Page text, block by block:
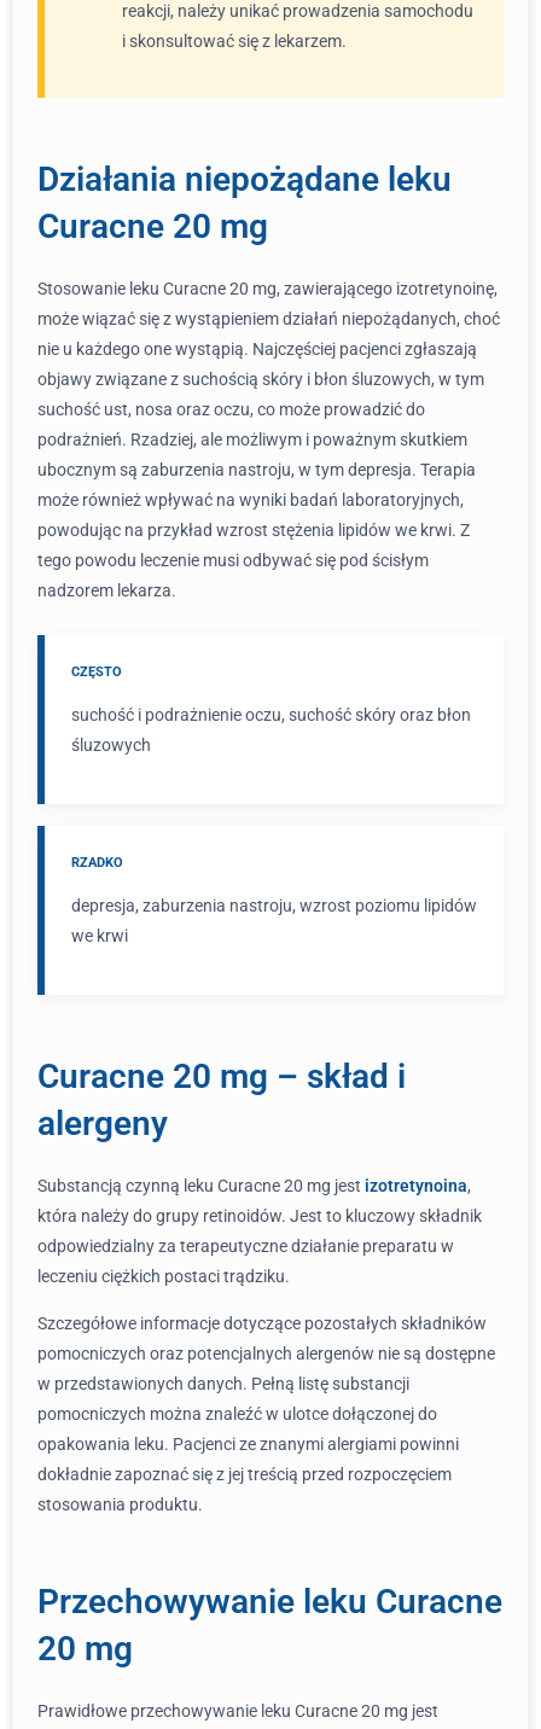
reakcji, należy unikać prowadzenia samochodu
i skonsultować się z lekarzem.
Działania niepożądane leku
Curacne 20 mg
Stosowanie leku Curacne 20 mg, zawierającego izotretynoinę,
może wiązać się z wystąpieniem działań niepożądanych, choć
nie u każdego one wystąpią. Najczęściej pacjenci zgłaszają
objawy związane z suchością skóry i błon śluzowych, w tym
suchość ust, nosa oraz oczu, co może prowadzić do
podrażnień. Rzadziej, ale możliwym i poważnym skutkiem
ubocznym są zaburzenia nastroju, w tym depresja. Terapia
może również wpływać na wyniki badań laboratoryjnych,
powodując na przykład wzrost stężenia lipidów we krwi. Z
tego powodu leczenie musi odbywać się pod ścisłym
nadzorem lekarza.
CZĘSTO
suchość i podrażnienie oczu, suchość skóry oraz błon
śluzowych
RZADKO
depresja, zaburzenia nastroju, wzrost poziomu lipidów
we krwi
Curacne 20 mg – skład i
alergeny
Substancją czynną leku Curacne 20 mg jest izotretynoina,
która należy do grupy retinoidów. Jest to kluczowy składnik
odpowiedzialny za terapeutyczne działanie preparatu w
leczeniu ciężkich postaci trądziku.
Szczegółowe informacje dotyczące pozostałych składników
pomocniczych oraz potencjalnych alergenów nie są dostępne
w przedstawionych danych. Pełną listę substancji
pomocniczych można znaleźć w ulotce dołączonej do
opakowania leku. Pacjenci ze znanymi alergiami powinni
dokładnie zapoznać się z jej treścią przed rozpoczęciem
stosowania produktu.
Przechowywanie leku Curacne
20 mg
Prawidłowe przechowywanie leku Curacne 20 mg jest